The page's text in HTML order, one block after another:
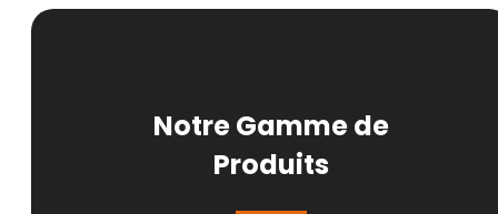
Notre Gamme de
Produits